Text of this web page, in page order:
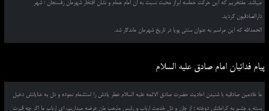
میباشد. مفتخریم که این حرکت حماسه ابراز محبت نسبت به آن امام همام و نشان افتخار شهرمان رفسنجان ؛ شهر
دارالصادقیون گردید.
الحمدالله که این مراسم به عنوان سنتی پویا در تاریخ شهرمان ماندگار شد.
پیام فدائیان امام صادق علیه السلام
ما خادمین صادقیه با شنیدن احادیث حضرت صادق الائمه علیه السلام عطر یادش را استشمام نموده و دل به عنایاتش دخیل
بسته و چشم به کراماتش دوخته ؛ از جان و دل خدمت ارباب و رئیس مذهب مان عرضه میداریم، ای ارباب ما اگر چه قبرت